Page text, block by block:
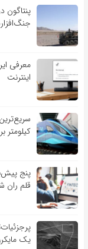
پنتاگون
معرفی
اینترنت
کیلومتر
قلم ران
یک